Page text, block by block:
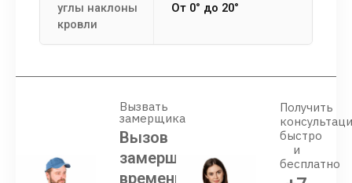
углы наклоны
кровли
от 0° до 20°
Вызвать
замерщика
Вызов
замерщика
временно
Получить
быстро
и
бесплатно